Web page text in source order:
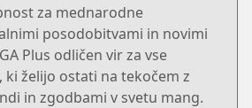
za mednarodne
posodobitvami in novimi
Plus odličen vir za vse
ki želijo ostati na tekočem z
in zgodbami v svetu mang.